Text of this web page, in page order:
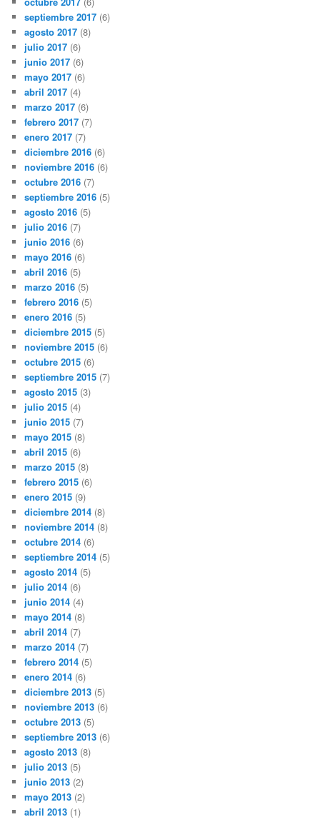
septiembre 2017 (6)
agosto 2017 (8)
julio 2017 (6)
junio 2017 (6)
mayo 2017 (6)
abril 2017 (4)
marzo 2017 (6)
febrero 2017 (7)
enero 2017 (7)
diciembre 2016 (6)
noviembre 2016 (6)
octubre 2016 (7)
septiembre 2016 (5)
agosto 2016 (5)
julio 2016 (7)
junio 2016 (6)
mayo 2016 (6)
abril 2016 (5)
marzo 2016 (5)
febrero 2016 (5)
enero 2016 (5)
diciembre 2015 (5)
noviembre 2015 (6)
octubre 2015 (6)
septiembre 2015 (7)
agosto 2015 (3)
julio 2015 (4)
junio 2015 (7)
mayo 2015 (8)
abril 2015 (6)
marzo 2015 (8)
febrero 2015 (6)
enero 2015 (9)
diciembre 2014 (8)
noviembre 2014 (8)
octubre 2014 (6)
septiembre 2014 (5)
agosto 2014 (5)
julio 2014 (6)
junio 2014 (4)
mayo 2014 (8)
abril 2014 (7)
marzo 2014 (7)
febrero 2014 (5)
enero 2014 (6)
diciembre 2013 (5)
noviembre 2013 (6)
octubre 2013 (5)
septiembre 2013 (6)
agosto 2013 (8)
julio 2013 (5)
junio 2013 (2)
mayo 2013 (2)
abril 2013 (1)